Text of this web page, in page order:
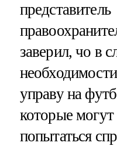
представитель
заверил, чо в
управу на
которые могут
попытаться